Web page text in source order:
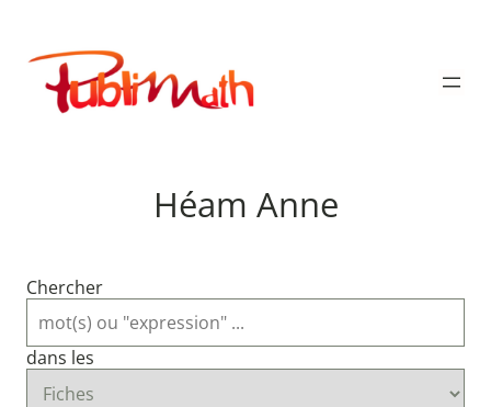
contenu
Publimath
Héam Anne
Chercher
dans les